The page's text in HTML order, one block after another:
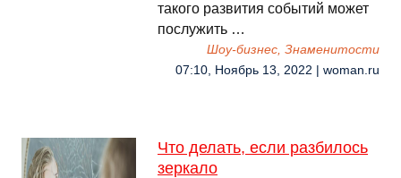
такого развития событий может
послужить …
Шоу-бизнес, Знаменитости
07:10, Ноябрь 13, 2022 | woman.ru
Что делать, если разбилось
зеркало